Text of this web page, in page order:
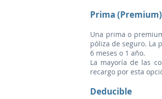
Prima (Premium)
Una prima o
póliza de seguro. La
6 meses o 1 año.
La mayoría de las
recargo por esta
Deducible